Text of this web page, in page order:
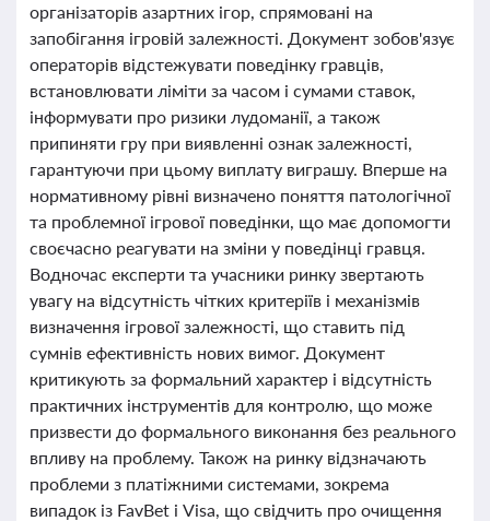
організаторів азартних ігор, спрямовані на
запобігання ігровій залежності. Документ зобов'язує
операторів відстежувати поведінку гравців,
встановлювати ліміти за часом і сумами ставок,
інформувати про ризики лудоманії, а також
припиняти гру при виявленні ознак залежності,
гарантуючи при цьому виплату виграшу. Вперше на
нормативному рівні визначено поняття патологічної
та проблемної ігрової поведінки, що має допомогти
своєчасно реагувати на зміни у поведінці гравця.
Водночас експерти та учасники ринку звертають
увагу на відсутність чітких критеріїв і механізмів
визначення ігрової залежності, що ставить під
сумнів ефективність нових вимог. Документ
критикують за формальний характер і відсутність
практичних інструментів для контролю, що може
призвести до формального виконання без реального
впливу на проблему. Також на ринку відзначають
проблеми з платіжними системами, зокрема
випадок із FavBet і Visa, що свідчить про очищення